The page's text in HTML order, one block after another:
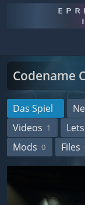
Codename
Das Spiel
Videos 1
Mods 0 Files